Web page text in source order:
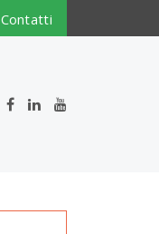
Contatti